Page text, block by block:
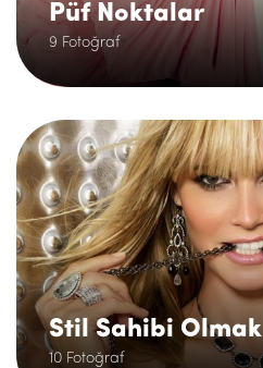
Püf Noktalar
9 Fotoğraf
Stil Sahibi Olmak
10 Fotoğraf